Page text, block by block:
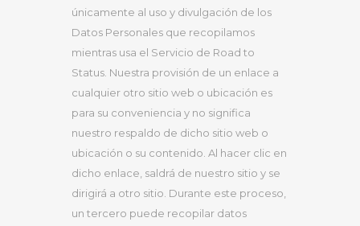
únicamente al uso y divulgación de los
Datos Personales que recopilamos
mientras usa el Servicio de Road to
Status. Nuestra provisión de un enlace a
cualquier otro sitio web o ubicación es
para su conveniencia y no significa
nuestro respaldo de dicho sitio web o
ubicación o su contenido. Al hacer clic en
dicho enlace, saldrá de nuestro sitio y se
dirigirá a otro sitio. Durante este proceso,
un tercero puede recopilar datos